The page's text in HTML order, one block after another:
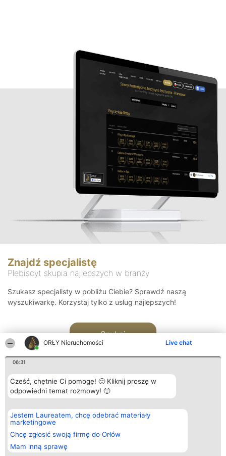
ORŁY Nieruchomości Live chat
06:31
Cześć, chętnie Ci pomogę! 🙂 Kliknij proszę w
odpowiedni temat rozmowy! 🙂
Jestem Laureatem, chcę odebrać materiały
marketingowe
Chcę zgłosić swoją firmę do Orłów
Mam inną sprawę
Znajdź specjalistę
Plebiscyt skupia najlepszych w branży
Szukasz specjalisty w pobliżu Ciebie? Sprawdź naszą
wyszukiwarkę. Korzystaj tylko z usług najlepszych!
Szukaj
Organizator plebiscytu
Bright Side Solutions sp. z o.
o. sp. k.
ul. Ruska 22
Wrocław 50-079
KRS 0000749100 | Regon
381313360 | NIP 8943132676
Plebiscyt
Laureaci
wszystkich
Laureatów
Regulamin
Kontakt
Kontakt